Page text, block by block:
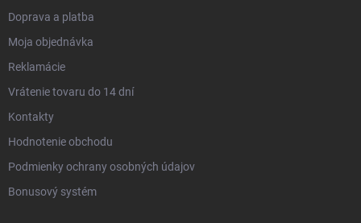
Doprava a platba
Moja objednávka
Reklamácie
Vrátenie tovaru do 14 dní
Kontakty
Hodnotenie obchodu
Podmienky ochrany osobných údajov
Bonusový systém